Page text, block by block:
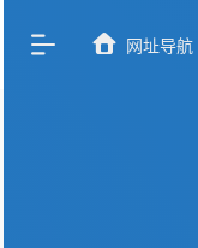
网址导航